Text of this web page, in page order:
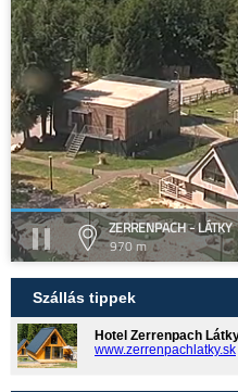
ZERRENPACH - LÁTKY
970 m
Szállás tippek
Hotel Zerrenpach
www.zerrenpachlatky.sk